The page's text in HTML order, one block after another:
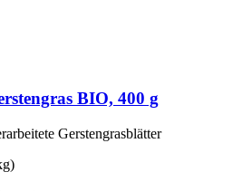
BIO, 400 g
Gerstengrasblätter